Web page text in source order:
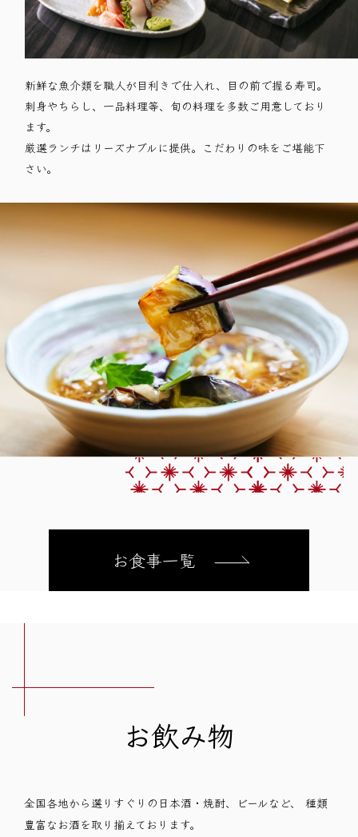
新鮮な魚介類を職人が目利きで仕入れ、目の前で握る寿司。
刺身やちらし、一品料理等、旬の料理を多数ご用意しており
ます。
厳選ランチはリーズナブルに提供。こだわりの味をご堪能下
さい。
お食事一覧
お飲み物
全国各地から選りすぐりの日本酒・焼酎、ビールなど、 種類
豊富なお酒を取り揃えております。